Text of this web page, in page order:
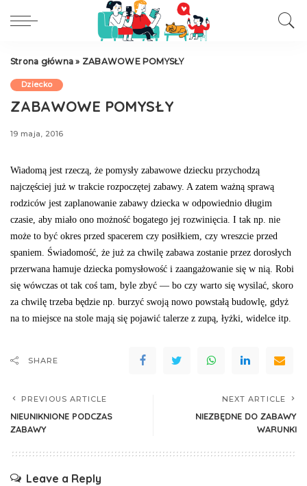
Strona główna » ZABAWOWE POMYSŁY
Dziecko
ZABAWOWE POMYSŁY
19 maja, 2016
Wiadomą jest rzeczą, że pomysły zabawowe dziecku przychodzą
najczęściej już w trakcie rozpoczętej zabawy. A zatem ważną sprawą
rodziców jest zaplanowanie zaba­wy dziecka w odpowiednio długim
czasie, aby miało ono możność bogatego jej rozwinięcia. I tak np. nie
może to być okres przed spacerem czy posiłkiem, czy wreszcie przed
spaniem. Świadomość, że już za chwilę zabawa zo­stanie przez dorosłych
przerwana hamuje dziecka pomy­słowość i zaangażowanie się w nią. Robi
się wówczas ot tak coś tam, byle zbyć — bo czy warto się wysilać, sko­ro
za chwilę trzeba będzie np. burzyć swoją nowo po­wstałą budowlę, gdyż
na to miejsce na stole mają się po­jawić talerze z zupą, łyżki, widelce itp.
SHARE
PREVIOUS ARTICLE
NIEUNIKNIONE PODCZAS
ZABAWY
NEXT ARTICLE
NIEZBĘDNE DO ZABAWY
WARUNKI
Leave a Reply